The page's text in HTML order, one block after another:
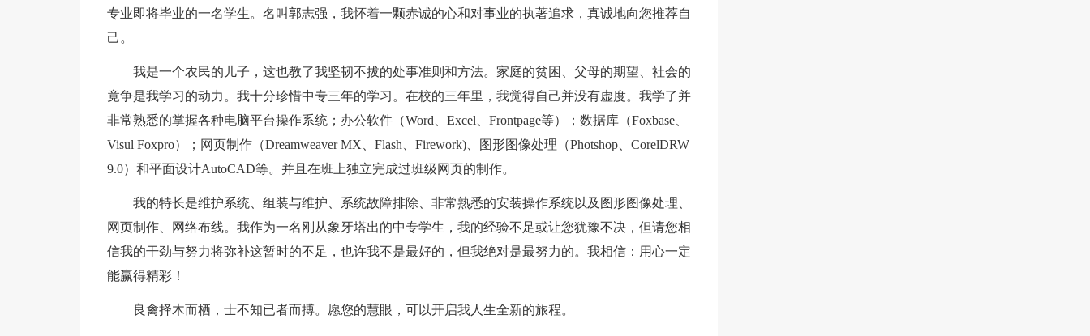
专业即将毕业的一名学生。名叫郭志强，我怀着一颗赤诚的心和对事业的执著追求，真诚地向您推荐自
己。
我是一个农民的儿子，这也教了我坚韧不拔的处事准则和方法。家庭的贫困、父母的期望、社会的
竟争是我学习的动力。我十分珍惜中专三年的学习。在校的三年里，我觉得自己并没有虚度。我学了并
非常熟悉的掌握各种电脑平台操作系统；办公软件（Word、Excel、Frontpage等）；数据库（Foxbase、
Visul Foxpro）；网页制作（Dreamweaver MX、Flash、Firework)、图形图像处理（Photshop、CorelDRW
9.0）和平面设计AutoCAD等。并且在班上独立完成过班级网页的制作。
我的特长是维护系统、组装与维护、系统故障排除、非常熟悉的安装操作系统以及图形图像处理、
网页制作、网络布线。我作为一名刚从象牙塔出的中专学生，我的经验不足或让您犹豫不决，但请您相
信我的干劲与努力将弥补这暂时的不足，也许我不是最好的，但我绝对是最努力的。我相信：用心一定
能赢得精彩！
良禽择木而栖，士不知已者而搏。愿您的慧眼，可以开启我人生全新的旅程。